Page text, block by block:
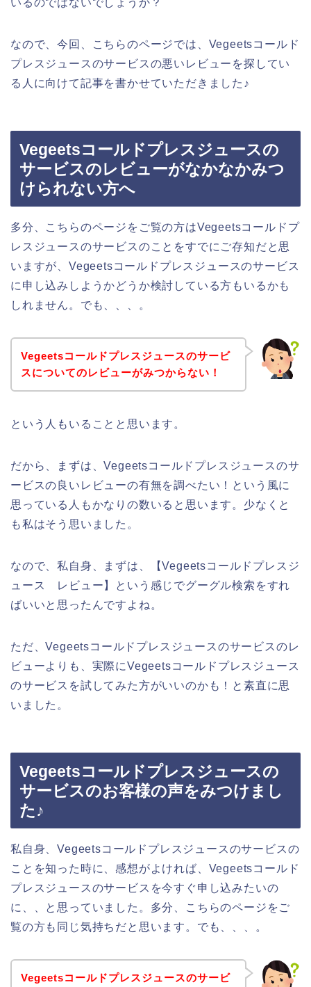
なので、今回、こちらのページでは、Vegeetsコールド
プレスジュースのサービスの悪いレビューを探してい
る人に向けて記事を書かせていただきました♪
Vegeetsコールドプレスジュースの
サービスのレビューがなかなかみつ
けられない方へ
多分、こちらのページをご覧の方はVegeetsコールドプ
レスジュースのサービスのことをすでにご存知だと思
いますが、Vegeetsコールドプレスジュースのサービス
に申し込みしようかどうか検討している方もいるかも
しれません。でも、、、。
Vegeetsコールドプレスジュースのサービ
スについてのレビューがみつからない！
という人もいることと思います。
だから、まずは、Vegeetsコールドプレスジュースのサ
ービスの良いレビューの有無を調べたい！という風に
思っている人もかなりの数いると思います。少なくと
も私はそう思いました。
なので、私自身、まずは、【Vegeetsコールドプレスジ
ュース レビュー】という感じでグーグル検索をすれ
ばいいと思ったんですよね。
ただ、Vegeetsコールドプレスジュースのサービスのレ
ビューよりも、実際にVegeetsコールドプレスジュース
のサービスを試してみた方がいいのかも！と素直に思
いました。
Vegeetsコールドプレスジュースの
サービスのお客様の声をみつけまし
た♪
私自身、Vegeetsコールドプレスジュースのサービスの
ことを知った時に、感想がよければ、Vegeetsコールド
プレスジュースのサービスを今すぐ申し込みたいの
に、、と思っていました。多分、こちらのページをご
覧の方も同じ気持ちだと思います。でも、、、。
Vegeetsコールドプレスジュースのサービ